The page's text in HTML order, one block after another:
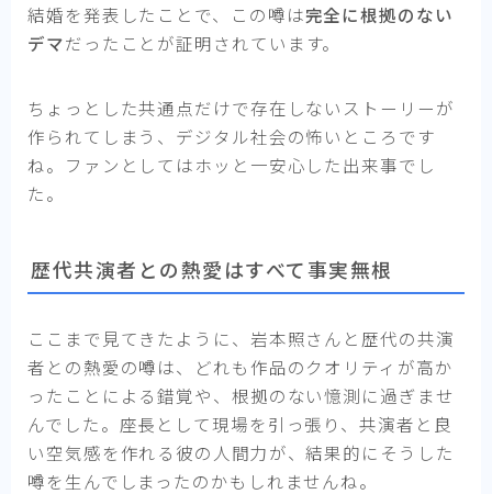
結婚を発表したことで、この噂は完全に根拠のない
デマだったことが証明されています。
ちょっとした共通点だけで存在しないストーリーが
作られてしまう、デジタル社会の怖いところです
ね。ファンとしてはホッと一安心した出来事でし
た。
歴代共演者との熱愛はすべて事実無根
ここまで見てきたように、岩本照さんと歴代の共演
者との熱愛の噂は、どれも作品のクオリティが高か
ったことによる錯覚や、根拠のない憶測に過ぎませ
んでした。座長として現場を引っ張り、共演者と良
い空気感を作れる彼の人間力が、結果的にそうした
噂を生んでしまったのかもしれませんね。